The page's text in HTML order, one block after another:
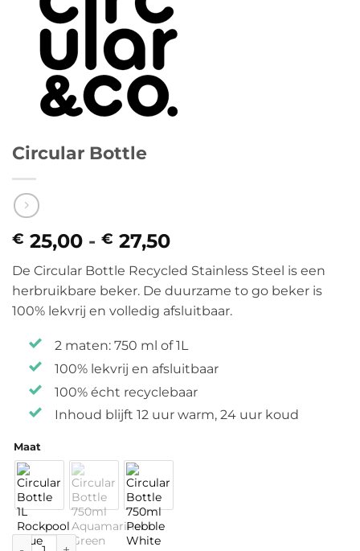
Circular Bottle
€ 25,00 - € 27,50
€ 25,00
tot
€ 27,50
De Circular Bottle Recycled Stainless Steel is een
herbruikbare beker. De duurzame to go beker is
100% lekvrij en volledig afsluitbaar.
2 maten: 750 ml of 1L
100% lekvrij en afsluitbaar
100% écht recyclebaar
Inhoud blijft 12 uur warm, 24 uur koud
Maat
Circular Bottle aantal